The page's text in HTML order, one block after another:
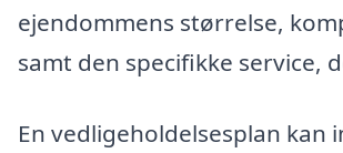
ejendommens størrelse,
samt den specifikke service,
En vedligeholdelsesplan kan